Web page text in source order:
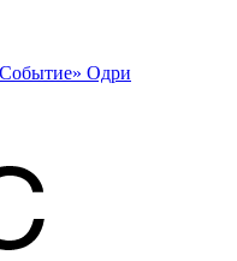
Одри